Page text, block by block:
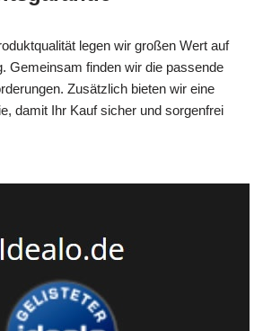
legen wir großen Wert auf
Gemeinsam finden wir die passende
Zusätzlich bieten wir eine
damit Ihr Kauf sicher und sorgenfrei